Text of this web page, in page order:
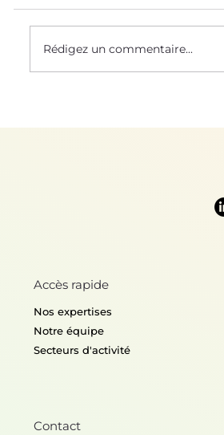
Le Saviez-Vous ? #58
Rédigez un commentaire...
Accès rapide
Nos expertises
Notre équipe
Secteurs d'activité
Contact